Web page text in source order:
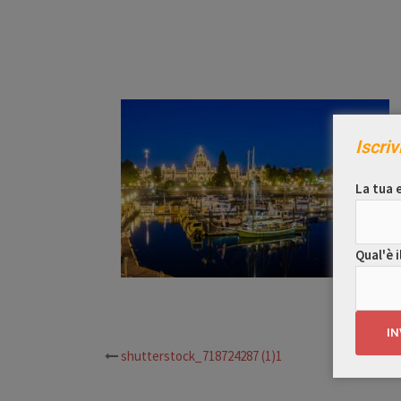
Navigazione
shutterstock_718724287 (1)1
La tua
Qual'è